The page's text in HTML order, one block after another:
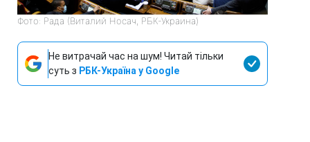
Фото: Рада (Виталий Носач, РБК-Украина)
Не витрачай час на шум! Читай тільки
суть з РБК-Україна у Google